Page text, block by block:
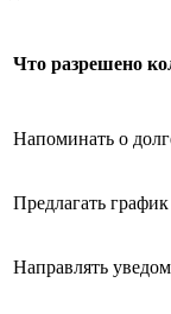
Что разрешено
Напоминать о
Предлагать
Направлять